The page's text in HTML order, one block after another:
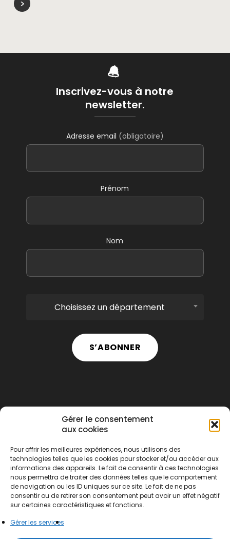
Gérer le consentement
aux cookies
Pour offrir les meilleures expériences, nous utilisons des
technologies telles que les cookies pour stocker et/ou accéder aux
informations des appareils. Le fait de consentir à ces technologies
nous permettra de traiter des données telles que le comportement
de navigation ou les ID uniques sur ce site. Le fait de ne pas
consentir ou de retirer son consentement peut avoir un effet négatif
sur certaines caractéristiques et fonctions.
Gérer les services
Inscrivez-vous à notre
newsletter.
Adresse email (obligatoire)
Prénom
Nom
Choisissez un département
S’ABONNER